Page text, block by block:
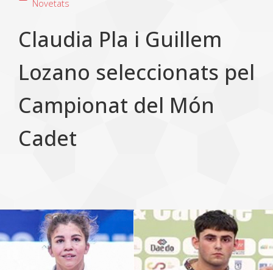
Novetats
Claudia Pla i Guillem
Lozano seleccionats pel
Campionat del Món
Cadet